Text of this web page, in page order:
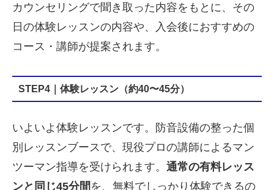
カウンセリングで聞き取った内容をもとに、その
日の体験レッスンの内容や、入会後におすすめの
コース・講師が提案されます。
STEP4｜体験レッスン（約40〜45分）
いよいよ体験レッスンです。防音設備の整った個
別レッスンブースで、現役プロの講師によるマン
ツーマン指導を受けられます。 通常の有料レッス
ンと同じ45分間 を、無料でしっかり体験できるの